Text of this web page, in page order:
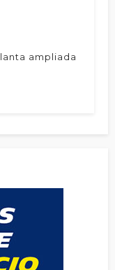
ampliada